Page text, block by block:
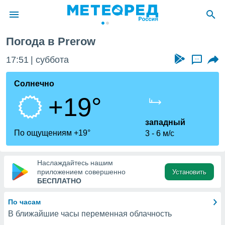
о
Вы можете
к этому
доступ
Погода в Prerow
17:51 суббота ...
Солнечно
+19°
По ощущениям +19°
западный
3
6 м/с
Наслаждайтесь нашим
приложением совершенно
БЕСПЛАТНО
Установить
По часам
В ближайшие часы переменная облачность